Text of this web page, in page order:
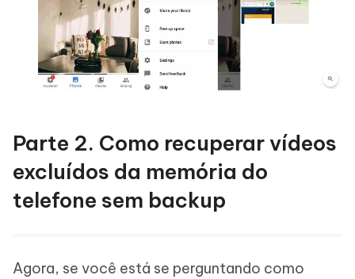
Parte 2. Como recuperar vídeos
excluídos da memória do
telefone sem backup
Agora, se você está se perguntando como